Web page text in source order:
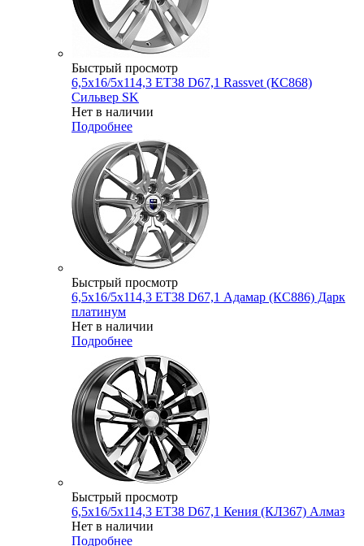
Быстрый просмотр
6,5x16/5x114,3 ET38 D67,1 Rassvet (КС868)
Сильвер SK
Нет в наличии
Подробнее
Быстрый просмотр
6,5x16/5x114,3 ET38 D67,1 Адамар (КС886) Дарк
платинум
Нет в наличии
Подробнее
Быстрый просмотр
6,5x16/5x114,3 ET38 D67,1 Кения (КЛ367) Алмаз
Нет в наличии
Подробнее